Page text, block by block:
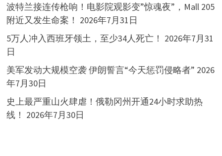
波特兰接连传枪响！电影院观影变”惊魂夜”，Mall 205
附近又发生命案！ 2026年7月31日
5万人冲入西班牙领土，至少34人死亡！ 2026年7月31
日
美军发动大规模空袭 伊朗誓言“今天惩罚侵略者” 2026
年7月30日
史上最严重山火肆虐！俄勒冈州开通24小时求助热
线！ 2026年7月30日